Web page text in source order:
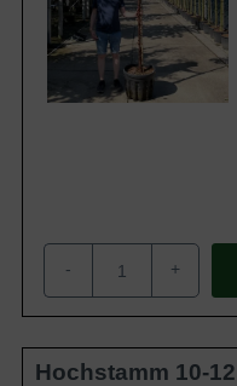
- +
Hochstamm 10-